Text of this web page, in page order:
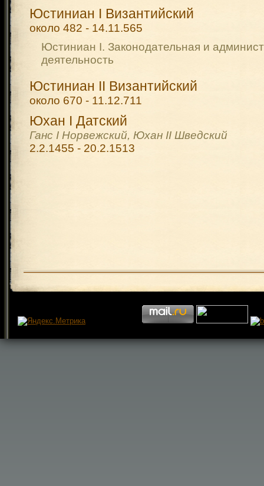
Юстиниан I Византийский
около 482 - 14.11.565
Юстиниан I. Законодательная и
деятельность
Юстиниан II Византийский
около 670 - 11.12.711
Юхан I Датский
Ганс I Норвежский, Юхан II Шведский
2.2.1455 - 20.2.1513